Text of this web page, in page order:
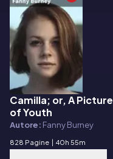
E-book
Camilla; or, A Picture
of Youth
Autore: Fanny Burney
828 Pagine | 40h 55m